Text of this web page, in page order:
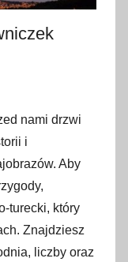
nami drzwi
i
Aby
turecki, który
Znajdziesz
liczby oraz